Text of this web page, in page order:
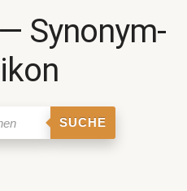
Synonym-
SUCHE